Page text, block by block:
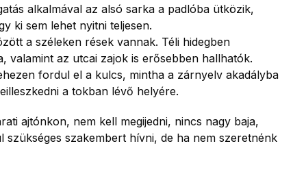
alkalmával az alsó sarka a padlóba ütközik,
ki sem lehet nyitni teljesen.
a széleken rések vannak. Téli hidegben
valamint az utcai zajok is erősebben hallhatók.
fordul el a kulcs, mintha a zárnyelv akadályba
a tokban lévő helyére.
ajtónkon, nem kell megijedni, nincs nagy baja,
szükséges szakembert hívni, de ha nem szeretnénk